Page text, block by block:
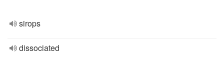
sirops
dissociated